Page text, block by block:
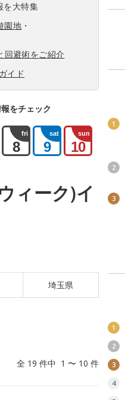
を大特集
園地 ・
回避術をご紹介
イド
をチェック
fri
8
sat
9
sun
10
ィーク)イ
埼玉県
全 19 件中 1 〜 10 件
1
2
3
1
2
3
4